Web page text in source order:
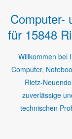
Computer-
für 15848
Willkommen bei
Computer,
Rietz-
zuverlässige
technischen